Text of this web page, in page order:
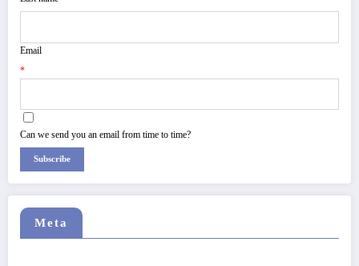
Email
*
Can we send you an email from time to time?
Subscribe
Meta